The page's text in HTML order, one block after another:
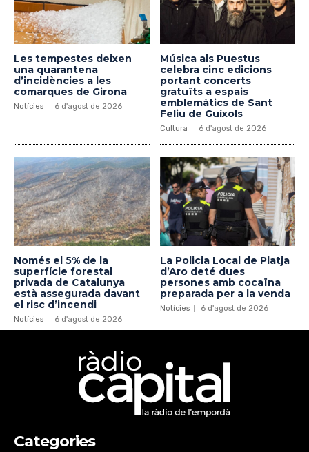
Les tempestes deixen
una quarantena
d’incidències a les
comarques de Girona
Notícies 6 d'agost de 2026
Música als Puestus
celebra cinc edicions
portant concerts
gratuïts a espais
emblemàtics de Sant
Feliu de Guíxols
Cultura 6 d'agost de 2026
Només el 5% de la
superfície forestal
privada de Catalunya
està assegurada davant
el risc d’incendi
Notícies 6 d'agost de 2026
La Policia Local de Platja
d’Aro deté dues
persones amb cocaïna
preparada per a la venda
Notícies 6 d'agost de 2026
Categories